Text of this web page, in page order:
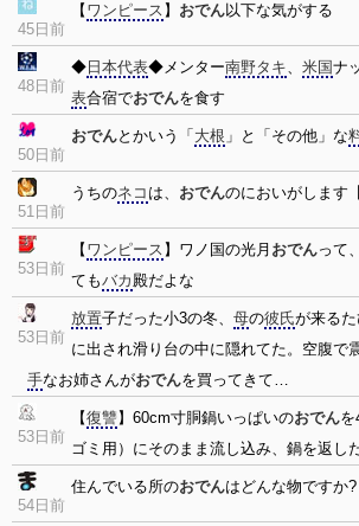
45日前
【 ワンピース 】 おでん以下な気がする
48日前
◆ 日本代表◆メンター南野タキ、 米国ナ
表合宿でおでんを食す
50日前
おでんとかいう「 大根 」と「その他」な
51日前
うちのネコ は、 おでんのにおいがします
53日前
【 ワンピース 】ワノ国の光月 おでんって
てもバカ 殿だよな
53日前
放置子だった小3の冬、 母の彼氏が来る
に出され滑り台の中に隠れてた。空腹で
手なお姉さんがおでんを買ってきて…
53日前
【復讐 】60cm寸胴鍋いっぱいのおでんを
ゴミ用）にそのまま流し込み、鍋を返し
54日前
住んでいる所のおでんはどんな物ですか?